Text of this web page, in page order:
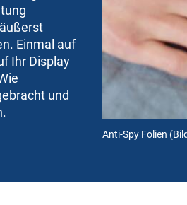
Anti-Spy Folien
Einmal auf
Ihr Display
und